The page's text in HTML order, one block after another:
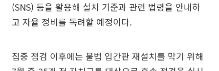
(SNS) 등을 활용해 설치 기준과 관련 법령을 안내하
고 자율 정비를 독려할 예정이다.
집중 점검 이후에는 불법 입간판 재설치를 막기 위해